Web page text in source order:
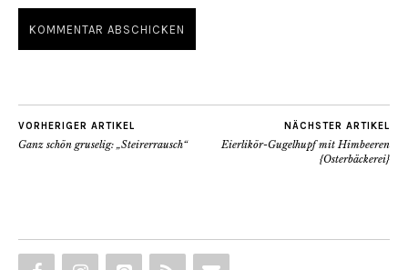
VORHERIGER ARTIKEL
Ganz schön gruselig: „Steirerrausch“
NÄCHSTER ARTIKEL
Eierlikör-Gugelhupf mit Himbeeren
{Osterbäckerei}